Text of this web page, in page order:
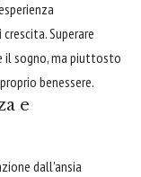
Superare
il sogno, ma piuttosto
benessere.
e
dall'ansia